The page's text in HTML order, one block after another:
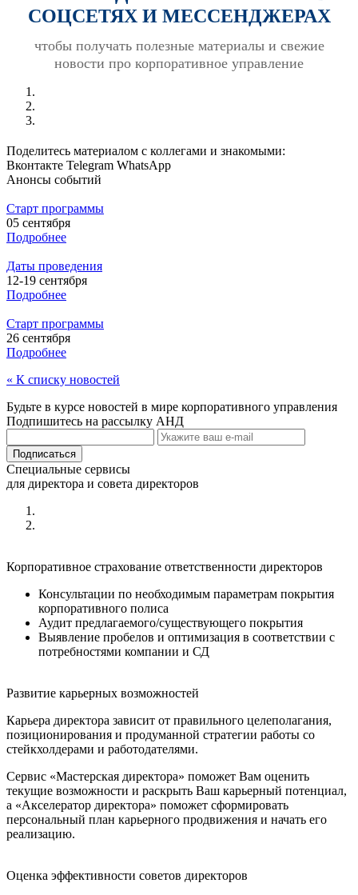
СОЦСЕТЯХ И МЕССЕНДЖЕРАХ
чтобы получать полезные материалы и свежие
новости про корпоративное управление
Поделитесь материалом с коллегами и знакомыми:
Вконтакте Telegram WhatsApp
Анонсы событий
Старт программы
05 сентября
Подробнее
Даты проведения
12-19 сентября
Подробнее
Старт программы
26 сентября
Подробнее
« К списку новостей
Будьте в курсе новостей в мире корпоративного управления
Подпишитесь на рассылку АНД
Специальные сервисы
для директора и совета директоров
Корпоративное страхование ответственности директоров
Консультации по необходимым параметрам покрытия
корпоративного полиса
Аудит предлагаемого/существующего покрытия
Выявление пробелов и оптимизация в соответствии с
потребностями компании и СД
Развитие карьерных возможностей
Карьера директора зависит от правильного целеполагания,
позиционирования и продуманной стратегии работы со
стейкхолдерами и работодателями.
Сервис «Мастерская директора» поможет Вам оценить
текущие возможности и раскрыть Ваш карьерный потенциал,
а «Акселератор директора» поможет сформировать
персональный план карьерного продвижения и начать его
реализацию.
Оценка эффективности советов директоров